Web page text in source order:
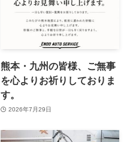
熊本・九州の皆様、ご無事
を心よりお祈りしておりま
す。
2026年7月29日